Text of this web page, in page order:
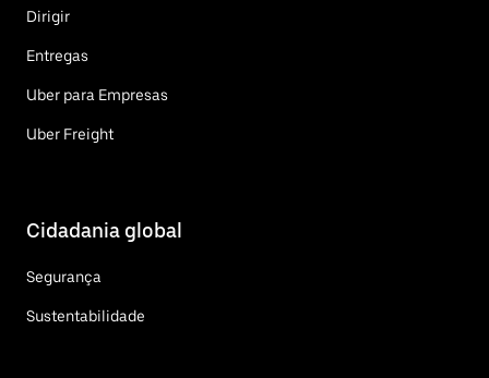
Dirigir
Entregas
Uber para Empresas
Uber Freight
Cidadania global
Segurança
Sustentabilidade